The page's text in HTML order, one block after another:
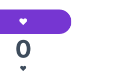
❤️L&#39;entrevista
0
❤️